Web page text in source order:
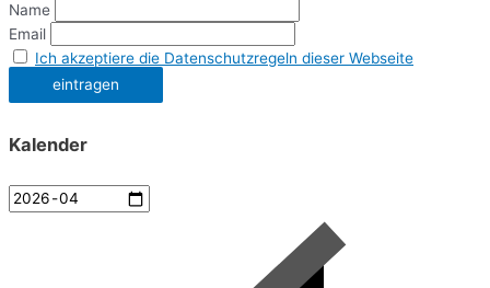
Name
Email
Ich akzeptiere die Datenschutzregeln dieser Webseite
Kalender